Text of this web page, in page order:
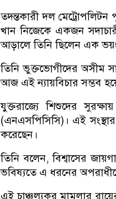
তদন্তকারী দল মেট্রোপলিটন
খান নিজেকে একজন
আড়ালে তিনি ছিলেন এক
তিনি ভুক্তভোগীদের অসীম
আজ এই ন্যায়বিচার সম্ভব
যুক্তরাজ্যে শিশুদের
(এনএসপিসিসি)। এই
করেছেন।
তিনি বলেন, বিশ্বাসের
ভবিষ্যতে এ ধরনের
এই চাঞ্চল্যকর মামলার